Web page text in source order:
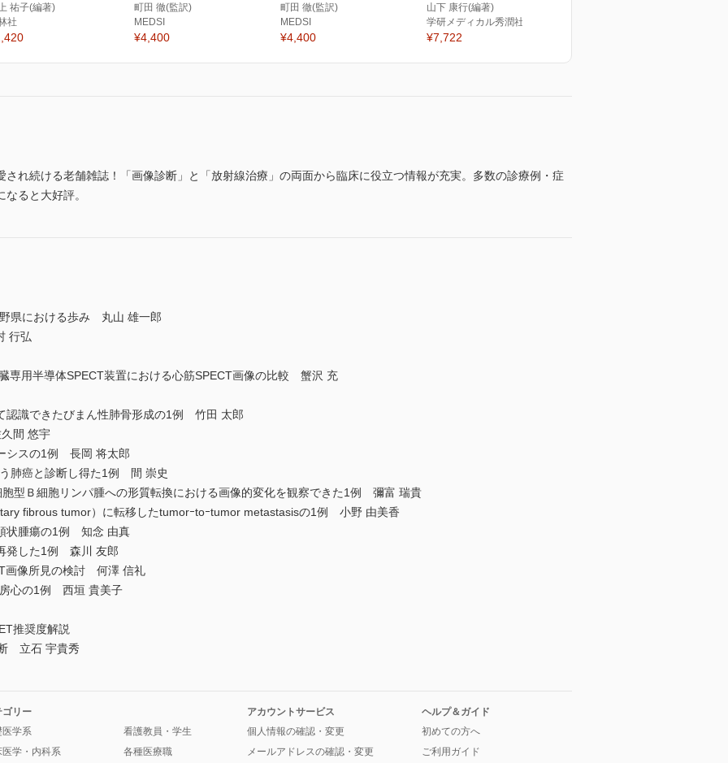
祐子(編著)
社
町田 徹(監訳)
MEDSI
¥4,400
町田 徹(監訳)
MEDSI
¥4,400
山下 康行(編著)
学研メディカル秀潤社
¥7,722
れ続ける老舗雑誌！「画像診断」と「放射線治療」の両面から臨床に役立つ情報が充実。多数の診療例・症
ると大好評。
県における歩み 丸山 雄一郎
行弘
専用半導体SPECT装置における心筋SPECT画像の比較 蟹沢 充
認識できたびまん性肺骨形成の1例 竹田 太郎
間 悠宇
シスの1例 長岡 将太郎
肺癌と診断し得た1例 間 崇史
型Ｂ細胞リンパ腫への形質転換における画像的変化を観察できた1例 彌富 瑞貴
fibrous tumor）に転移したtumorｰtoｰtumor metastasisの1例 小野 由美香
状腫瘍の1例 知念 由真
発した1例 森川 友郎
画像所見の検討 何澤 信礼
心の1例 西垣 貴美子
推奨度解説
立石 宇貴秀
ゴリー
医学系
医学・内科系
看護教員・学生
各種医療職
アカウントサービス
個人情報の確認・変更
メールアドレスの確認・変更
ヘルプ＆ガイド
初めての方へ
ご利用ガイド